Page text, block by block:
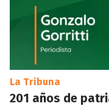
La Tribuna
201 años de